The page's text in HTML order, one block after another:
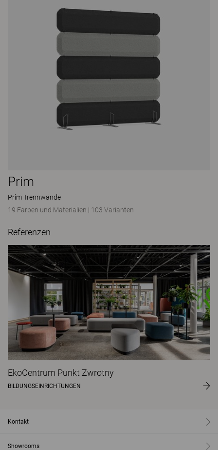
Prim
Prim Trennwände
19 Farben und Materialien | 103 Varianten
Referenzen
EkoCentrum Punkt Zwrotny
BILDUNGSEINRICHTUNGEN
Kontakt
Showrooms